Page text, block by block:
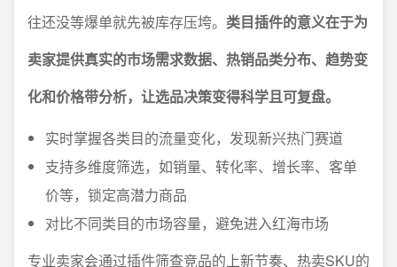
往还没等爆单就先被库存压垮。 类目插件的意义在于为
卖家提供真实的市场需求数据、热销品类分布、趋势变
化和价格带分析，让选品决策变得科学且可复盘。
实时掌握各类目的流量变化，发现新兴热门赛道
支持多维度筛选，如销量、转化率、增长率、客单
价等，锁定高潜力商品
对比不同类目的市场容量，避免进入红海市场
专业卖家会通过插件筛查竞品的上新节奏、热卖SKU的